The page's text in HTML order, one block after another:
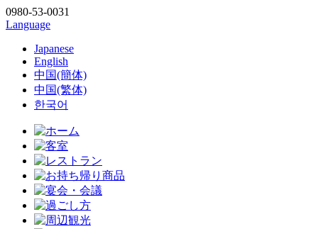
0980-53-0031
Language
Japanese
English
中国(簡体)
中国(繁体)
한국어